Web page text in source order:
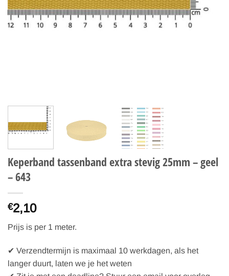
Keperband tassenband extra stevig 25mm – geel
– 643
€2,10
Prijs is per 1 meter.
✔ Verzendtermijn is maximaal 10 werkdagen, als het
langer duurt, laten we je het weten